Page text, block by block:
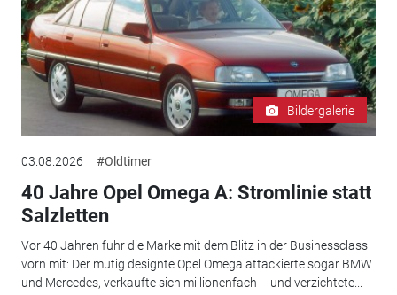
Bildergalerie
03.08.2026 #Oldtimer
40 Jahre Opel Omega A: Stromlinie statt
Salzletten
Vor 40 Jahren fuhr die Marke mit dem Blitz in der Businessclass
vorn mit: Der mutig designte Opel Omega attackierte sogar BMW
und Mercedes, verkaufte sich millionenfach – und verzichtete...